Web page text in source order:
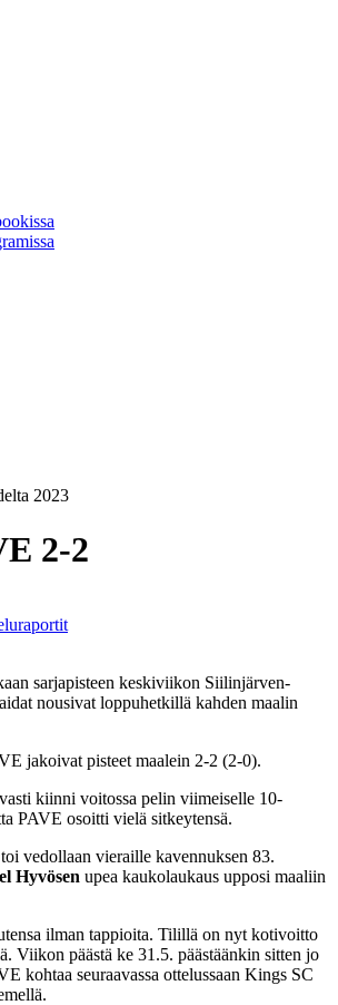
2023
2-2
sarjapisteen keskiviikon Siilinjärven-
nousivat loppuhetkillä kahden maalin
jakoivat pisteet maalein 2-2 (2-0).
kiinni voitossa pelin viimeiselle 10-
PAVE osoitti vielä sitkeytensä.
toi vedollaan vieraille kavennuksen 83.
Hyvösen upea kaukolaukaus upposi maaliin
ilman tappioita. Tilillä on nyt kotivoitto
Viikon päästä ke 31.5. päästäänkin sitten jo
kohtaa seuraavassa ottelussaan Kings SC